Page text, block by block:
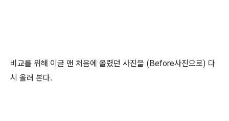
비교를 위해 이글 맨 처음에 올렸던 사진을 (Before사진으로) 다
시 올려 본다.